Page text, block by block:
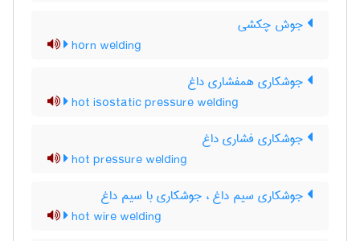
جوش چکشی
horn welding
جوشکاری همفشاری داغ
hot isostatic pressure welding
جوشکاری فشاری داغ
hot pressure welding
جوشکاری سیم داغ ، جوشکاری با سیم داغ
hot wire welding